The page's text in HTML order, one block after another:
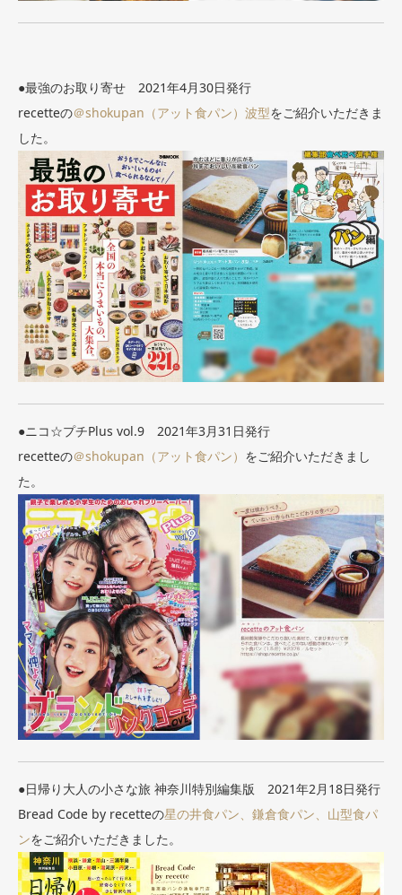
●最強のお取り寄せ 2021年4月30日発行
recetteの＠shokupan（アット食パン）波型をご紹介いただきま
した。
●ニコ☆プチPlus vol.9 2021年3月31日発行
recetteの＠shokupan（アット食パン） をご紹介いただきまし
た。
●日帰り大人の小さな旅 神奈川特別編集版 2021年2月18日発行
Bread Code by recetteの星の井食パン、鎌倉食パン、山型食パ
ンをご紹介いただきました。